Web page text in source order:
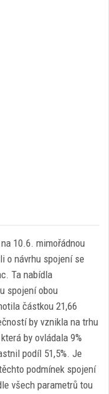
10.6. mimořádnou
o návrhu spojení se
Ta nabídla
spojení obou
částkou 21,66
by vznikla na trhu
by ovládala 9%
podíl 51,5%. Je
podmínek spojení
všech parametrů tou